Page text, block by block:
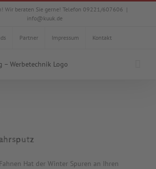
Wir beraten Sie gerne! Telefon 09221/607606 |
info@kuuk.de
Partner Impressum Kontakt
Hat der Winter Spuren an Ihren